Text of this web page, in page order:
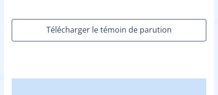
Télécharger le témoin de parution